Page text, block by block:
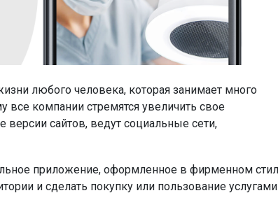
любого человека, которая занимает много
все компании стремятся увеличить свое
сайтов, ведут социальные сети,
приложение, оформленное в фирменном
и сделать покупку или пользование услугами